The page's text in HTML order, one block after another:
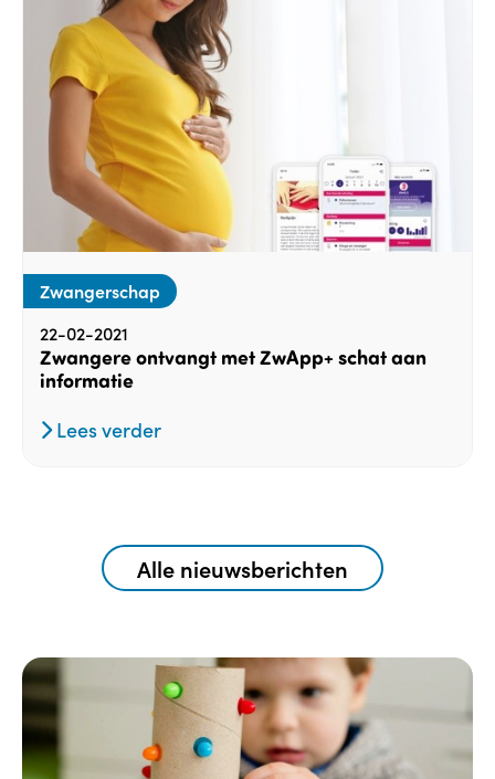
Zwangerschap
22-02-2021
Zwangere ontvangt met ZwApp+ schat aan
informatie
Lees verder
Alle nieuwsberichten